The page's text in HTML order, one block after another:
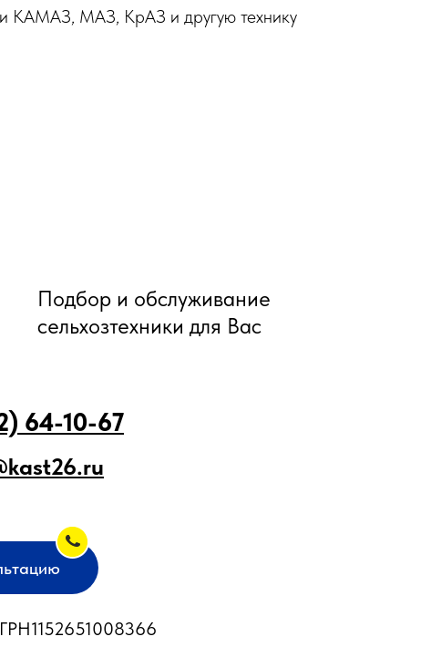
КАМАЗ, МАЗ, КрАЗ и другую технику
Подбор и обслуживание
сельхозтехники для Вас
64-10-67